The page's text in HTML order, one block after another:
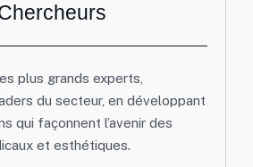
plus grands experts,
du secteur, en développant
qui façonnent l’avenir des
et esthétiques.